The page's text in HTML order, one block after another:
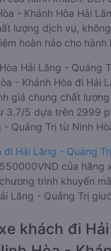
- Khánh Hòa Hải
lượng dịch vụ,
hoàn hảo cho hành
Hải Lăng - Quảng
- Khánh Hòa đi Hải
giá chung chất
3.7/5 dựa trên 2999
Quảng Trị từ Ninh
đi Hải Lăng - Quảng
của hãng
trình khuyến
Lăng - Quảng Trị
khách đi